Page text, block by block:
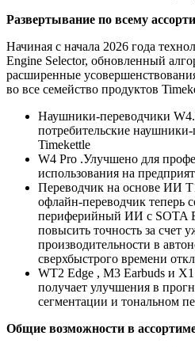
Развертывание по всему
Начиная с начала 2026 года
Engine Selector, обновленный
расширенные
во все семейство продуктов
Наушники-переводчики
потребительские
Timekettle
W4 Pro .Улучшено для
использования на
Переводчик на основе ИИ
офлайн-переводчик теперь
периферийный ИИ с SOTA
повысить точность за счет
производительности в
сверхбыстрого времени
WT2 Edge , M3 Earbuds и
получает улучшения в
сегментации и тональном
Общие возможности в